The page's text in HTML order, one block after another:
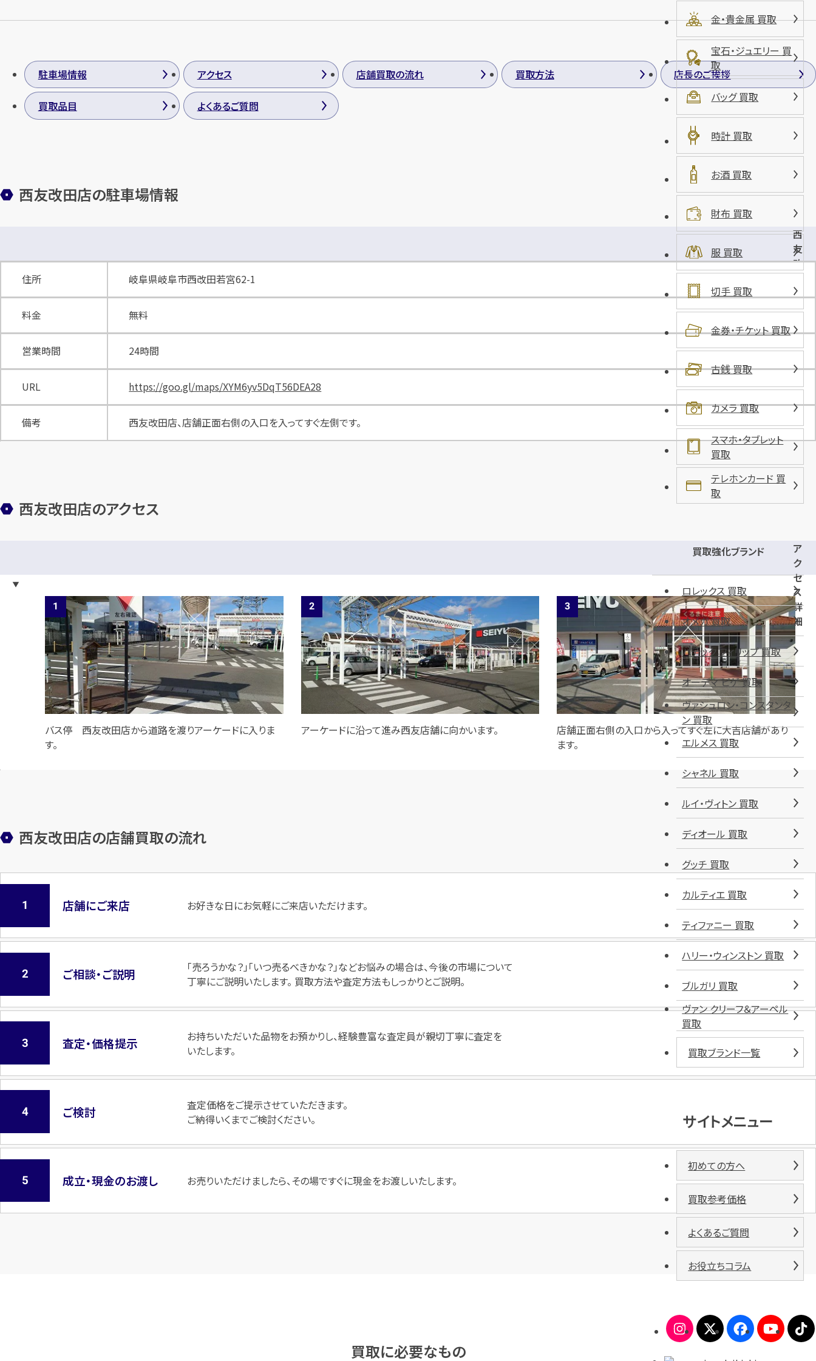
駐車場情報 アクセス 店舗買取の流れ 買取方法 店長のご挨拶
買取品目 よくあるご質問
西友改田店の駐車場情報
西
友
改
田
店
駐
場
住所 岐阜県岐阜市西改田若宮62-1
料金 無料
営業時間 24時間
URL https://goo.gl/maps/XYM6yv5DqT56DEA28
備考 西友改田店、店舗正面右側の入口を入ってすぐ左側です。
西友改田店のアクセス
ア
ク
セ
ス
詳
細
バス停 西友改田店から道路を渡りアーケードに入りま
す。
アーケードに沿って進み西友店舗に向かいます。
店舗正面右側の入口から入ってすぐ左に大吉店舗があり
ます。
西友改田店の店舗買取の流れ
店舗にご来店 お好きな日にお気軽にご来店いただけます。
ご相談・ご説明
「売ろうかな？」「いつ売るべきかな？」などお悩みの場合は、今後の市場について
丁寧にご説明いたします。 買取方法や査定方法もしっかりとご説明。
査定・価格提示
お持ちいただいた品物をお預かりし、経験豊富な査定員が親切丁寧に査定を
いたします。
ご検討
査定価格をご提示させていただきます。
ご納得いくまでご検討ください。
成立・現金のお渡し お売りいただけましたら、その場ですぐに現金をお渡しいたします。
買取に必要なもの
金・貴金属 買取
宝石・ジュエリー 買
取
バッグ 買取
時計 買取
お酒 買取
財布 買取
服 買取
切手 買取
金券・チケット 買取
古銭 買取
カメラ 買取
スマホ・タブレット
買取
テレホンカード 買
取
買取強化ブランド
ロレックス 買取
オメガ 買取
パテック フィリップ 買取
オーデマ ピゲ 買取
ヴァシュロン・コンスタンタ
ン 買取
エルメス 買取
シャネル 買取
ルイ・ヴィトン 買取
ディオール 買取
グッチ 買取
カルティエ 買取
ティファニー 買取
ハリー・ウィンストン 買取
ブルガリ 買取
ヴァン クリーフ＆アーペル
買取
買取ブランド一覧
サイトメニュー
初めての方へ
買取参考価格
よくあるご質問
お役立ちコラム